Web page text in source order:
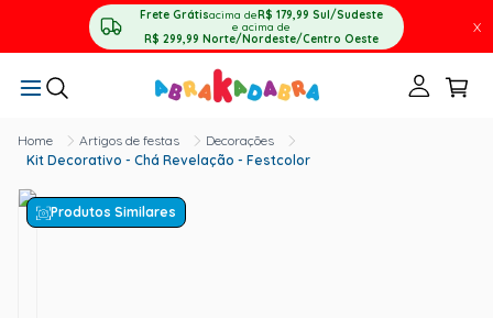
Frete Grátisacima deR$ 179,99 Sul/Sudeste
e acima de
R$ 299,99 Norte/Nordeste/Centro Oeste
X
Artigos de festas
Decorações
Kit Decorativo - Chá Revelação - Festcolor
Produtos Similares